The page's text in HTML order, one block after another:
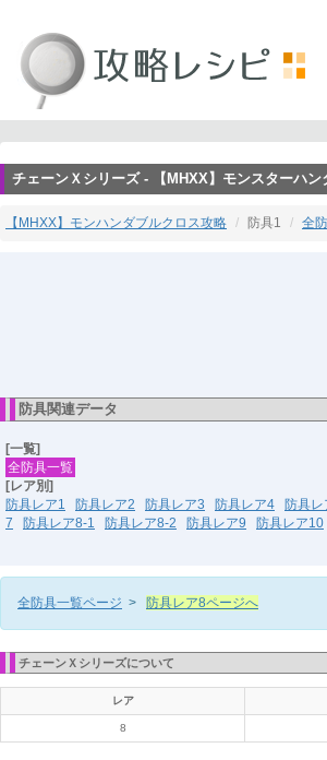
チェーンＸシリーズ - 【MHXX】モンスターハン
【MHXX】モンハンダブルクロス攻略 防具1 全
防具関連データ
[一覧]
全防具一覧
[レア別]
防具レア1
防具レア2 防具レア3 防具レア4 防具レ
7
防具レア8-1 防具レア8-2 防具レア9 防具レア10
全防具一覧ページ > 防具レア8ページへ
チェーンＸシリーズについて
レア
8